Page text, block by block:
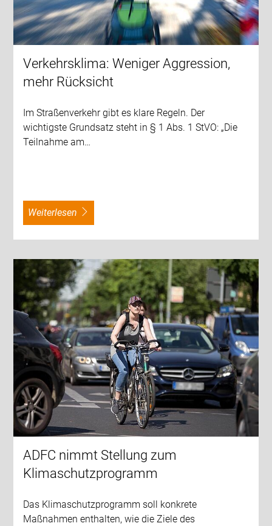
Verkehrsklima: Weniger Aggression,
mehr Rücksicht
Im Straßenverkehr gibt es klare Regeln. Der
wichtigste Grundsatz steht in § 1 Abs. 1 StVO: „Die
Teilnahme am…
weiterlesen
ADFC nimmt Stellung zum
Klimaschutzprogramm
Das Klimaschutzprogramm soll konkrete
Maßnahmen enthalten, wie die Ziele des